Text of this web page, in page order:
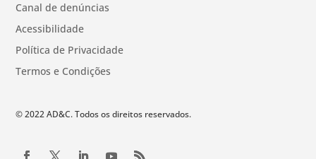
Canal de denúncias
Acessibilidade
Política de Privacidade
Termos e Condições
© 2022 AD&C. Todos os direitos reservados.